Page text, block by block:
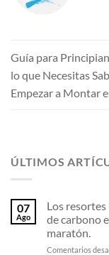
Guía para
lo que Necesitas
Empezar a Montar
ÚLTIMOS
07
Ago
Los
de carbono
maratón.
Comentarios